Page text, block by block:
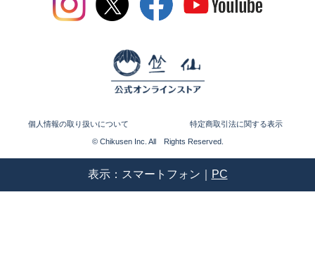
個人情報の取り扱いについて 特定商取引法に関する表示
© Chikusen Inc. All Rights Reserved.
表示：スマートフォン｜ PC